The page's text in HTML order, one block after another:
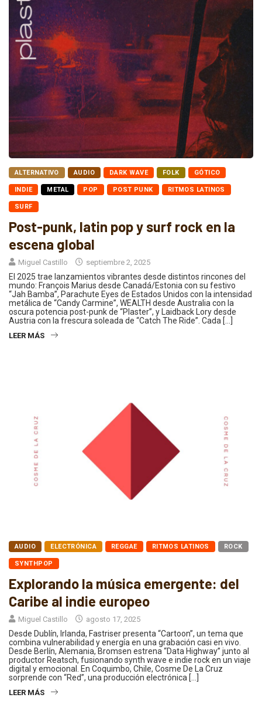
ALTERNATIVO AUDIO DARK WAVE FOLK GÓTICO
INDIE METAL POP POST PUNK RITMOS LATINOS
SURF
Post-punk, latin pop y surf rock en la
escena global
Miguel Castillo septiembre 2, 2025
El 2025 trae lanzamientos vibrantes desde distintos rincones del
mundo: François Marius desde Canadá/Estonia con su festivo
“Jah Bamba”, Parachute Eyes de Estados Unidos con la intensidad
metálica de “Candy Carmine”, WEALTH desde Australia con la
oscura potencia post-punk de “Plaster”, y Laidback Lory desde
Austria con la frescura soleada de “Catch The Ride”. Cada […]
LEER MÁS
AUDIO ELECTRÓNICA REGGAE RITMOS LATINOS ROCK
SYNTHPOP
Explorando la música emergente: del
Caribe al indie europeo
Miguel Castillo agosto 17, 2025
Desde Dublín, Irlanda, Fastriser presenta “Cartoon”, un tema que
combina vulnerabilidad y energía en una grabación casi en vivo.
Desde Berlín, Alemania, Bromsen estrena “Data Highway” junto al
productor Reatsch, fusionando synth wave e indie rock en un viaje
digital y emocional. En Coquimbo, Chile, Cosme De La Cruz
sorprende con “Red”, una producción electrónica […]
LEER MÁS